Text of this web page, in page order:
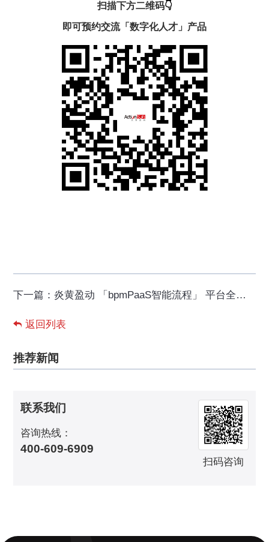
扫描下方二维码👇
即可预约交流「数字化人才」产品
下一篇： 炎黄盈动 「bpmPaaS智能流程」 平台全新升级，开启流程智能化！
返回列表
推荐新闻
联系我们
咨询热线：
400-609-6909
扫码咨询